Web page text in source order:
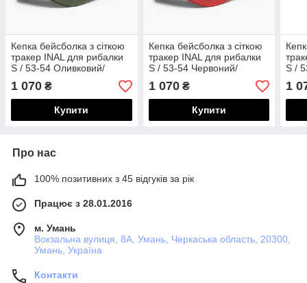
Кепка бейсболка з сіткою
тракер INAL для рибалки
S / 53-54 Оливковий/
Чорний 2 193453
1 070 ₴
Купити
Кепка бейсболка з сіткою
тракер INAL для рибалки
S / 53-54 Червоний/
Чорний 2 185753
1 070₴
Купити
S /
1
Про нас
100% позитивних з 45 відгуків за рік
Працює з 28.01.2016
м. Умань
Вокзальна вулиця, 8А, Умань, Черкаська область, 20300,
Умань, Україна
Контакти